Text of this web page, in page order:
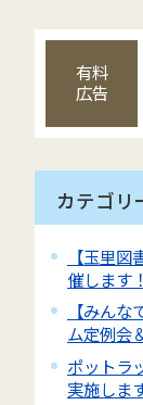
有料
広告
カテゴリ
【玉里
催します！
【みん
ム定例会
ポットラ
実施しま